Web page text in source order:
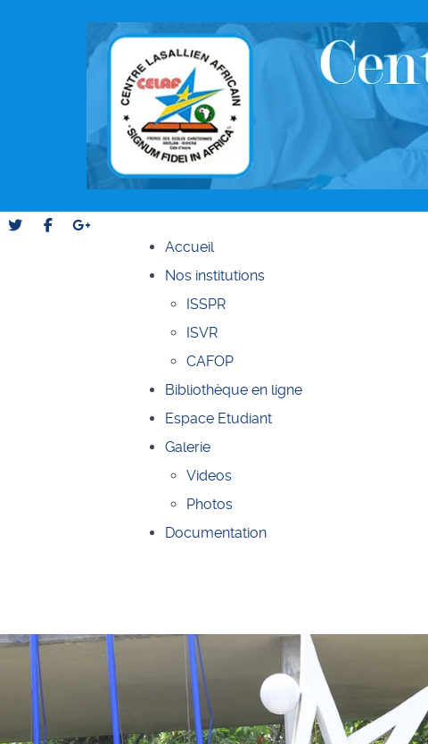
Accueil
Nos institutions
ISSPR
ISVR
CAFOP
Bibliothèque en ligne
Espace Etudiant
Galerie
Videos
Photos
Documentation